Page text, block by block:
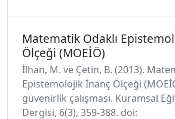
Matematik Odaklı
Ölçeği (MOEİÖ)
İlhan, M. ve Çetin, B. (2013).
Epistemolojik İnanç Ölçeği
güvenirlik çalışması. Kuramsal
Dergisi, 6(3), 359-388. doi: